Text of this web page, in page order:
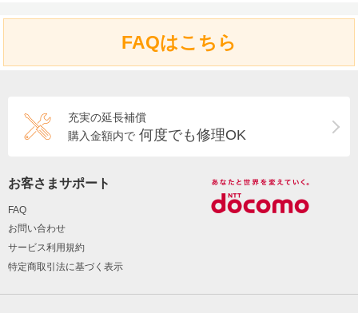
FAQはこちら
充実の延長補償
購入金額内で 何度でも修理OK
お客さまサポート
FAQ
お問い合わせ
サービス利用規約
特定商取引法に基づく表示